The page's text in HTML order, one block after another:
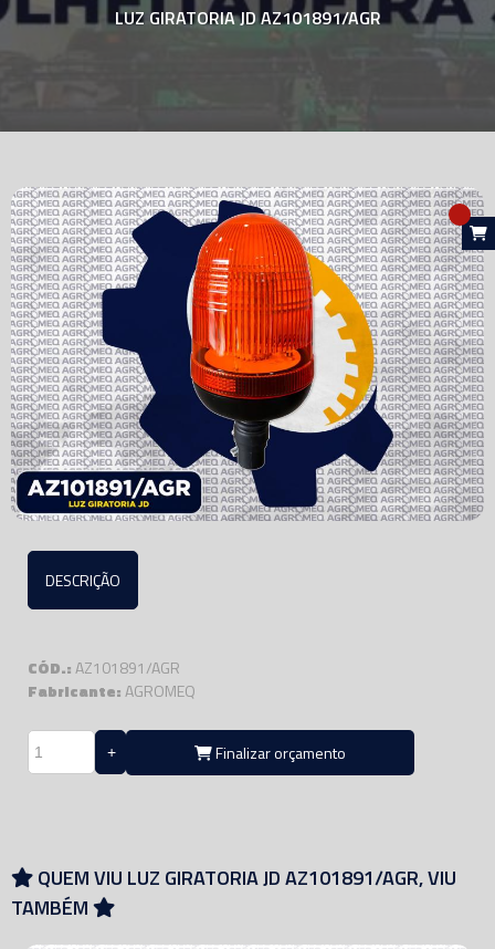
LUZ GIRATORIA JD AZ101891/AGR
DESCRIÇÃO
CÓD.:AZ101891/AGR
Fabricante:AGROMEQ
Finalizar orçamento
QUEM VIU LUZ GIRATORIA JD AZ101891/AGR, VIU
TAMBÉM